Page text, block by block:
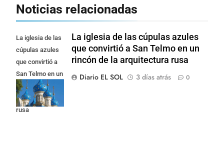
Noticias relacionadas
La iglesia de las
cúpulas azules
que convirtió a
San Telmo en un
rincón de la
arquitectura
rusa
La iglesia de las cúpulas azules
que convirtió a San Telmo en un
rincón de la arquitectura rusa
Diario EL SOL
3 días atrás 0